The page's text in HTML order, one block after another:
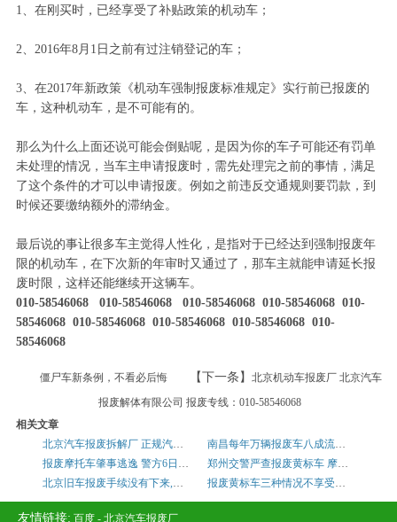
1、在刚买时，已经享受了补贴政策的机动车；
2、2016年8月1日之前有过注销登记的车；
3、在2017年新政策《机动车强制报废标准规定》实行前已报废的
车，这种机动车，是不可能有的。
那么为什么上面还说可能会倒贴呢，是因为你的车子可能还有罚单
未处理的情况，当车主申请报废时，需先处理完之前的事情，满足
了这个条件的才可以申请报废。例如之前违反交通规则要罚款，到
时候还要缴纳额外的滞纳金。
最后说的事让很多车主觉得人性化，是指对于已经达到强制报废年
限的机动车，在下次新的年审时又通过了，那车主就能申请延长报
废时限，这样还能继续开这辆车。
010-58546068 010-58546068 010-58546068 010-58546068 010-
58546068 010-58546068 010-58546068 010-58546068 010-
58546068
僵尸车新条例，不看必后悔 【下一条】 北京机动车报废厂 北京汽车
报废解体有限公司 报废专线：010-58546068
相关文章
北京汽车报废拆解厂 正规汽车报废厂 热线：01058546068
南昌每年万辆报废车八成流入黑市 正规企业连年亏损
报废摩托车肇事逃逸 警方6日成功破案
郑州交警严查报废黄标车 摩托车被纳入查处范围
北京旧车报废手续没有下来,能办新车牌子吗
报废黄标车三种情况不享受补贴
友情链接: 百度 - 北京汽车报废厂